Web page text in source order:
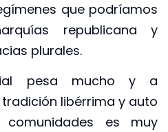
que podríamos
republicana y
plurales.
pesa mucho y a
tradición libérrima y auto
es muy